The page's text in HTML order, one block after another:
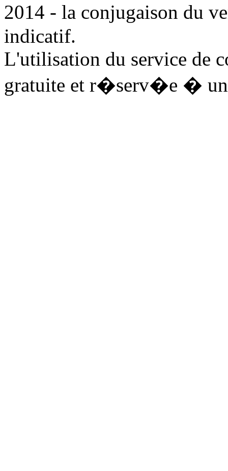
2014 - la conjugaison du
indicatif.
L'utilisation du service de
gratuite et r�serv�e � un